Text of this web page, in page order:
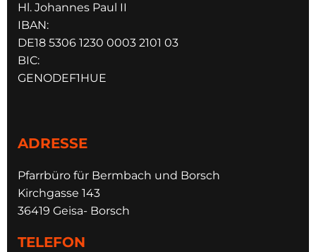
Hl. Johannes Paul II
IBAN:
DE18 5306 1230 0003 2101 03
BIC:
GENODEF1HUE
ADRESSE
Pfarrbüro für Bermbach und Borsch
Kirchgasse 143
36419 Geisa- Borsch
TELEFON